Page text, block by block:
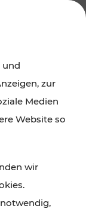
viele
Fahrplan-
und
zur
Medien
Website so
wir